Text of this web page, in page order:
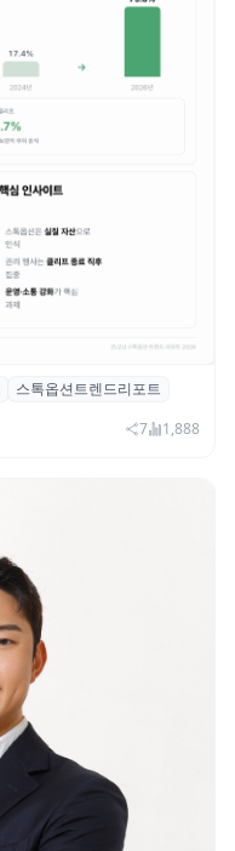
18.2%→31.3%…
급증
스톡옵션트렌드리포트
7 1,888